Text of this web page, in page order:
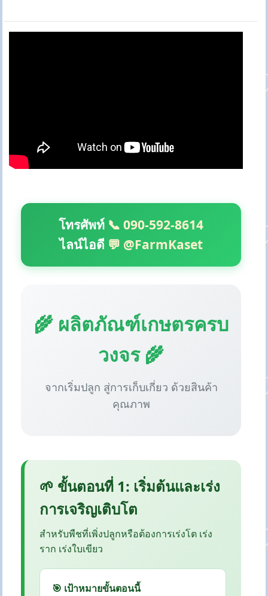
โทรศัพท์ 📞 090-592-8614
ไลน์ไอดี 💬 @FarmKaset
🌾 ผลิตภัณฑ์เกษตรครบ
วงจร 🌾
จากเริ่มปลูก สู่การเก็บเกี่ยว ด้วยสินค้า
คุณภาพ
🌱 ขั้นตอนที่ 1: เริ่มต้นและเร่ง
การเจริญเติบโต
สำหรับพืชที่เพิ่งปลูกหรือต้องการเร่งโต เร่ง
ราก เร่งใบเขียว
🎯 เป้าหมายขั้นตอนนี้